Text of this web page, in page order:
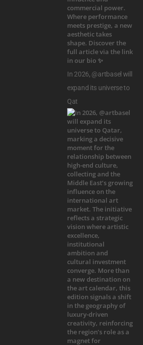
In 2026, @artbasel will
expand its universe to
Qat